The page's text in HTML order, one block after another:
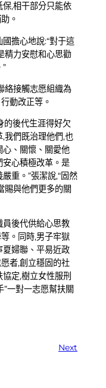
,相干部分只能依
。
擔心地說:“對于這
精力安慰和心思勸
絡接觸志愿組織為
動改正等。
的後代生涯得好欠
我們既治理他們,也
、關懷、關愛他
心積極改革。是
重。”張潔說,“固然
賜與他們更多的關
員後代供給心思教
。同時,男子牢獄
婦聯、平易近政
者,創立穩固的社
定,樹立女性服刑
一對一志愿幫扶關
Next